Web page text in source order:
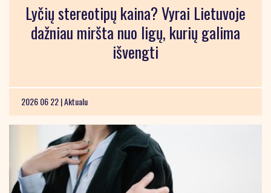
Lyčių stereotipų kaina? Vyrai Lietuvoje
dažniau miršta nuo ligų, kurių galima
išvengti
2026 06 22 |Aktualu